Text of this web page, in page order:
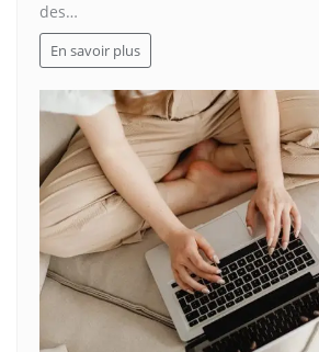
des…
En savoir plus